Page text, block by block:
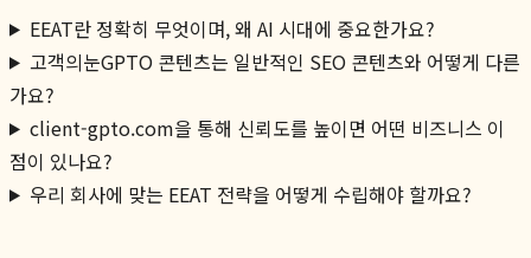
EEAT란 정확히 무엇이며, 왜 AI 시대에 중요한가요?
고객의눈GPTO 콘텐츠는 일반적인 SEO 콘텐츠와 어떻게 다른
가요?
client-gpto.com을 통해 신뢰도를 높이면 어떤 비즈니스 이
점이 있나요?
우리 회사에 맞는 EEAT 전략을 어떻게 수립해야 할까요?